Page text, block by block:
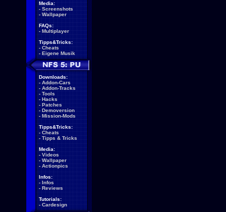
Media:
- Screenshots
- Wallpaper
FAQs:
- Multiplayer
Tipps&Tricks:
- Cheats
- Eigene Musik
Downloads:
- Addon-Cars
- Addon-Tracks
- Tools
- Hacks
- Patches
- Demoversion
- Mission-Mods
Tipps&Tricks:
- Cheats
- Tipps & Tricks
Media:
- Videos
- Wallpaper
- Actionpics
Infos:
- Infos
- Reviews
Tutorials:
- Cardesign